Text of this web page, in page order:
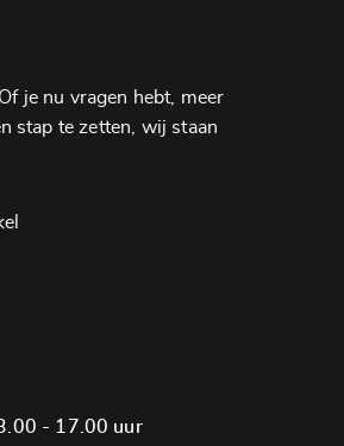
je nu vragen hebt, meer
​​stap te zetten, wij staan
- 17.00 uur